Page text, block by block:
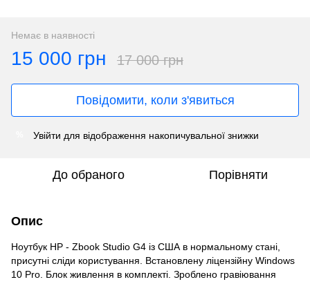
Немає в наявності
15 000 грн 17 000 грн
Повідомити, коли з'явиться
Увійти для відображення накопичувальної знижки
До обраного Порівняти
Опис
Ноутбук HP - Zbook Studio G4 із США в нормальному стані,
присутні сліди користування. Встановлену ліцензійну Windows
10 Pro. Блок живлення в комплекті. Зроблено гравіювання